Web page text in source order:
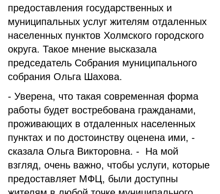
предоставления государственных и
муниципальных услуг жителям отдаленных
населенных пунктов Холмского городского
округа. Такое мнение высказала
председатель Собрания муниципального
собрания Ольга Шахова.
- Уверена, что такая современная форма
работы будет востребована гражданами,
проживающих в отдаленных населенных
пунктах и по достоинству оценена ими, -
сказала Ольга Викторовна. - На мой
взгляд, очень важно, чтобы услуги, которые
предоставляет МФЦ, были доступны